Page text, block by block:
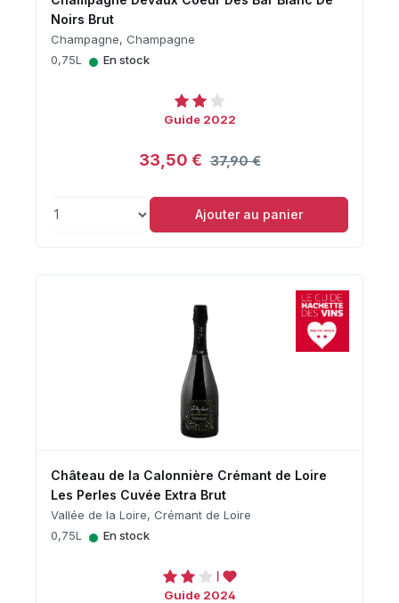
Noirs Brut
Champagne, Champagne
0,75L
• En stock
Guide 2022
33,50 € 37,90 €
Ajouter au panier
Château de la Calonnière Crémant de Loire
Les Perles Cuvée Extra Brut
Vallée de la Loire, Crémant de Loire
0,75L
• En stock
Guide 2024